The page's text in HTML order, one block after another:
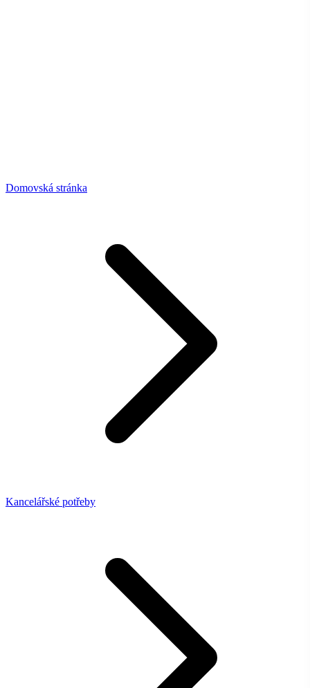
Domovská stránka
Kancelářské potřeby